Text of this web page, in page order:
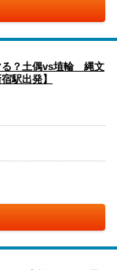
る？土偶vs埴輪 縄文
駅出発】